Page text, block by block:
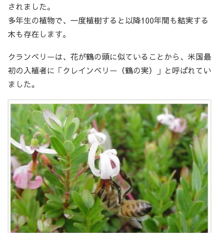
されました。
多年生の植物で、一度植樹すると以降100年間も結実する
木も存在します。
クランベリーは、花が鶴の頭に似ていることから、米国最
初の入植者に「クレインベリー（鶴の実）」と呼ばれてい
ました。